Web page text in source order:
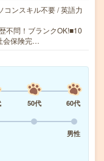
コンスキル不要 / 英語力
不問！ブランクOK!■10
会保険完…
50代
60代
男性